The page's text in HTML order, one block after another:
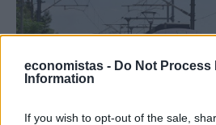
economistas - Do Not Process
Information
If you wish to opt-out of the sale,